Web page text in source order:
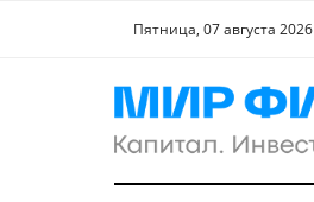
Пятница, 07 августа 2026